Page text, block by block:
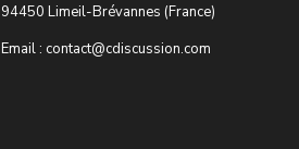
94450 Limeil-Brévannes (France)
Email : contact@cdiscussion.com